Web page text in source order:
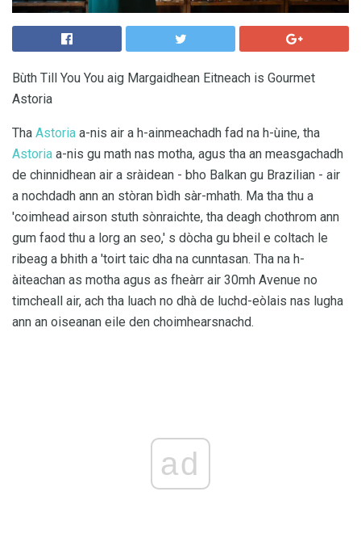
Bùth Till You You aig Margaidhean Eitneach is Gourmet
Astoria
Tha Astoria a-nis air a h-ainmeachadh fad na h-ùine, tha
Astoria a-nis gu math nas motha, agus tha an measgachadh
de chinnidhean air a sràidean - bho Balkan gu Brazilian - air
a nochdadh ann an stòran bìdh sàr-mhath. Ma tha thu a
'coimhead airson stuth sònraichte, tha deagh chothrom ann
gum faod thu a lorg an seo,' s dòcha gu bheil e coltach le
ribeag a bhith a 'toirt taic dha na cunntasan. Tha na h-
àiteachan as motha agus as fheàrr air 30mh Avenue no
timcheall air, ach tha luach no dhà de luchd-eòlais nas lugha
ann an oiseanan eile den choimhearsnachd.
ad